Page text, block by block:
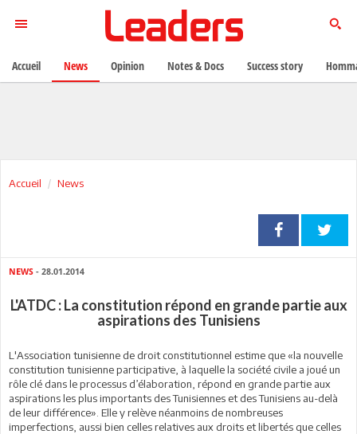
Accueil News
NEWS - 28.01.2014
L'ATDC : La constitution répond en grande partie aux
aspirations des Tunisiens
L'Association tunisienne de droit constitutionnel estime que «la nouvelle
constitution tunisienne participative, à laquelle la société civile a joué un
rôle clé dans le processus d’élaboration, répond en grande partie aux
aspirations les plus importants des Tunisiennes et des Tunisiens au-delà
de leur différence». Elle y relève néanmoins de nombreuses
imperfections, aussi bien celles relatives aux droits et libertés que celles
Accueil News Opinion Notes & Docs Success story